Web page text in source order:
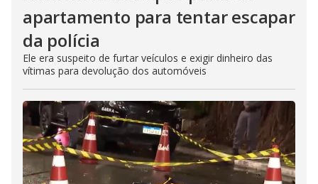
apartamento para tentar escapar
da polícia
Ele era suspeito de furtar veículos e exigir dinheiro das
vítimas para devolução dos automóveis